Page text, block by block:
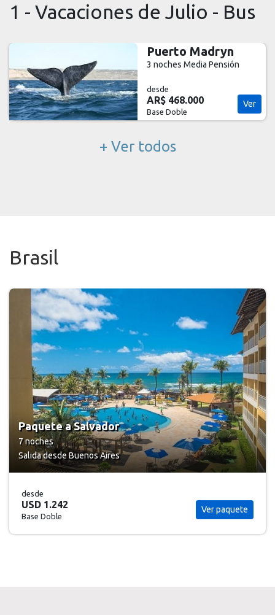
1 - Vacaciones de Julio - Bus
Puerto Madryn
3 noches Media Pensión
desde
AR$ 468.000
Base Doble
Ver
+ Ver todos
Brasil
Paquete a Salvador
7 noches
Salida desde Buenos Aires
desde
USD 1.242
Base Doble
Ver paquete